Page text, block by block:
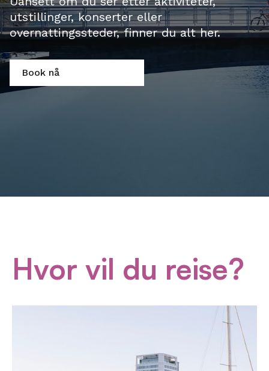
utstillinger, konserter eller
overnattingssteder, finner du alt her.
Book nå
Hvor vil du reise?